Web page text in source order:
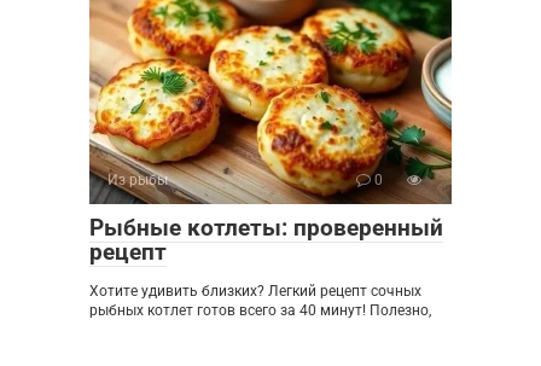
Из рыбы 0
Рыбные котлеты: проверенный
рецепт
Хотите удивить близких? Легкий рецепт сочных
рыбных котлет готов всего за 40 минут! Полезно,